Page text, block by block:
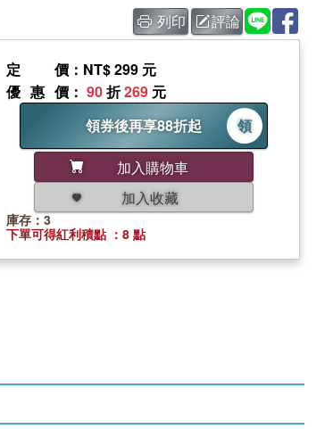
列印 評論
定價 ：NT$ 299 元
優惠價 ： 90折269 元
領券後再享88折起
領
加入購物車
加入收藏
庫存：3
下單可得紅利積點 ：8 點